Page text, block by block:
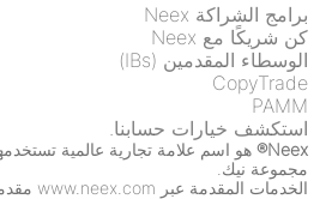
برامج الشراكة Neex
كن شريكًا مع Neex
الوسطاء المقدمين (IBs)
CopyTrade
PAMM
استكشف خيارات حسابنا.
Neex®
هو اسم علامة تجارية عالمية
مجموعة نيك.
الخدمات المقدمة عبر www.neex.com مقدمة من